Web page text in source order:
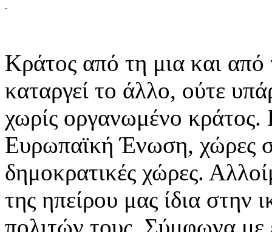
Κράτος από τη μια και
καταργεί το άλλο, ούτε
χωρίς οργανωμένο
Ευρωπαϊκή Ένωση, χώρες
δημοκρατικές χώρες.
της ηπείρου μας ίδια
πολιτών τους. Σύμφωνα με